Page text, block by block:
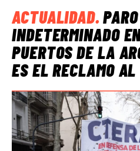
ACTUALIDAD.
INDETERMINADO
PUERTOS DE LA
ES EL RECLAMO AL